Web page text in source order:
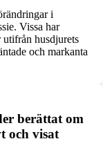
i
Vissa har
utifrån husdjurets
och markanta
berättat om
och visat